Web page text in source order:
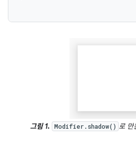
그림 1. Modifier.shadow() 로 만